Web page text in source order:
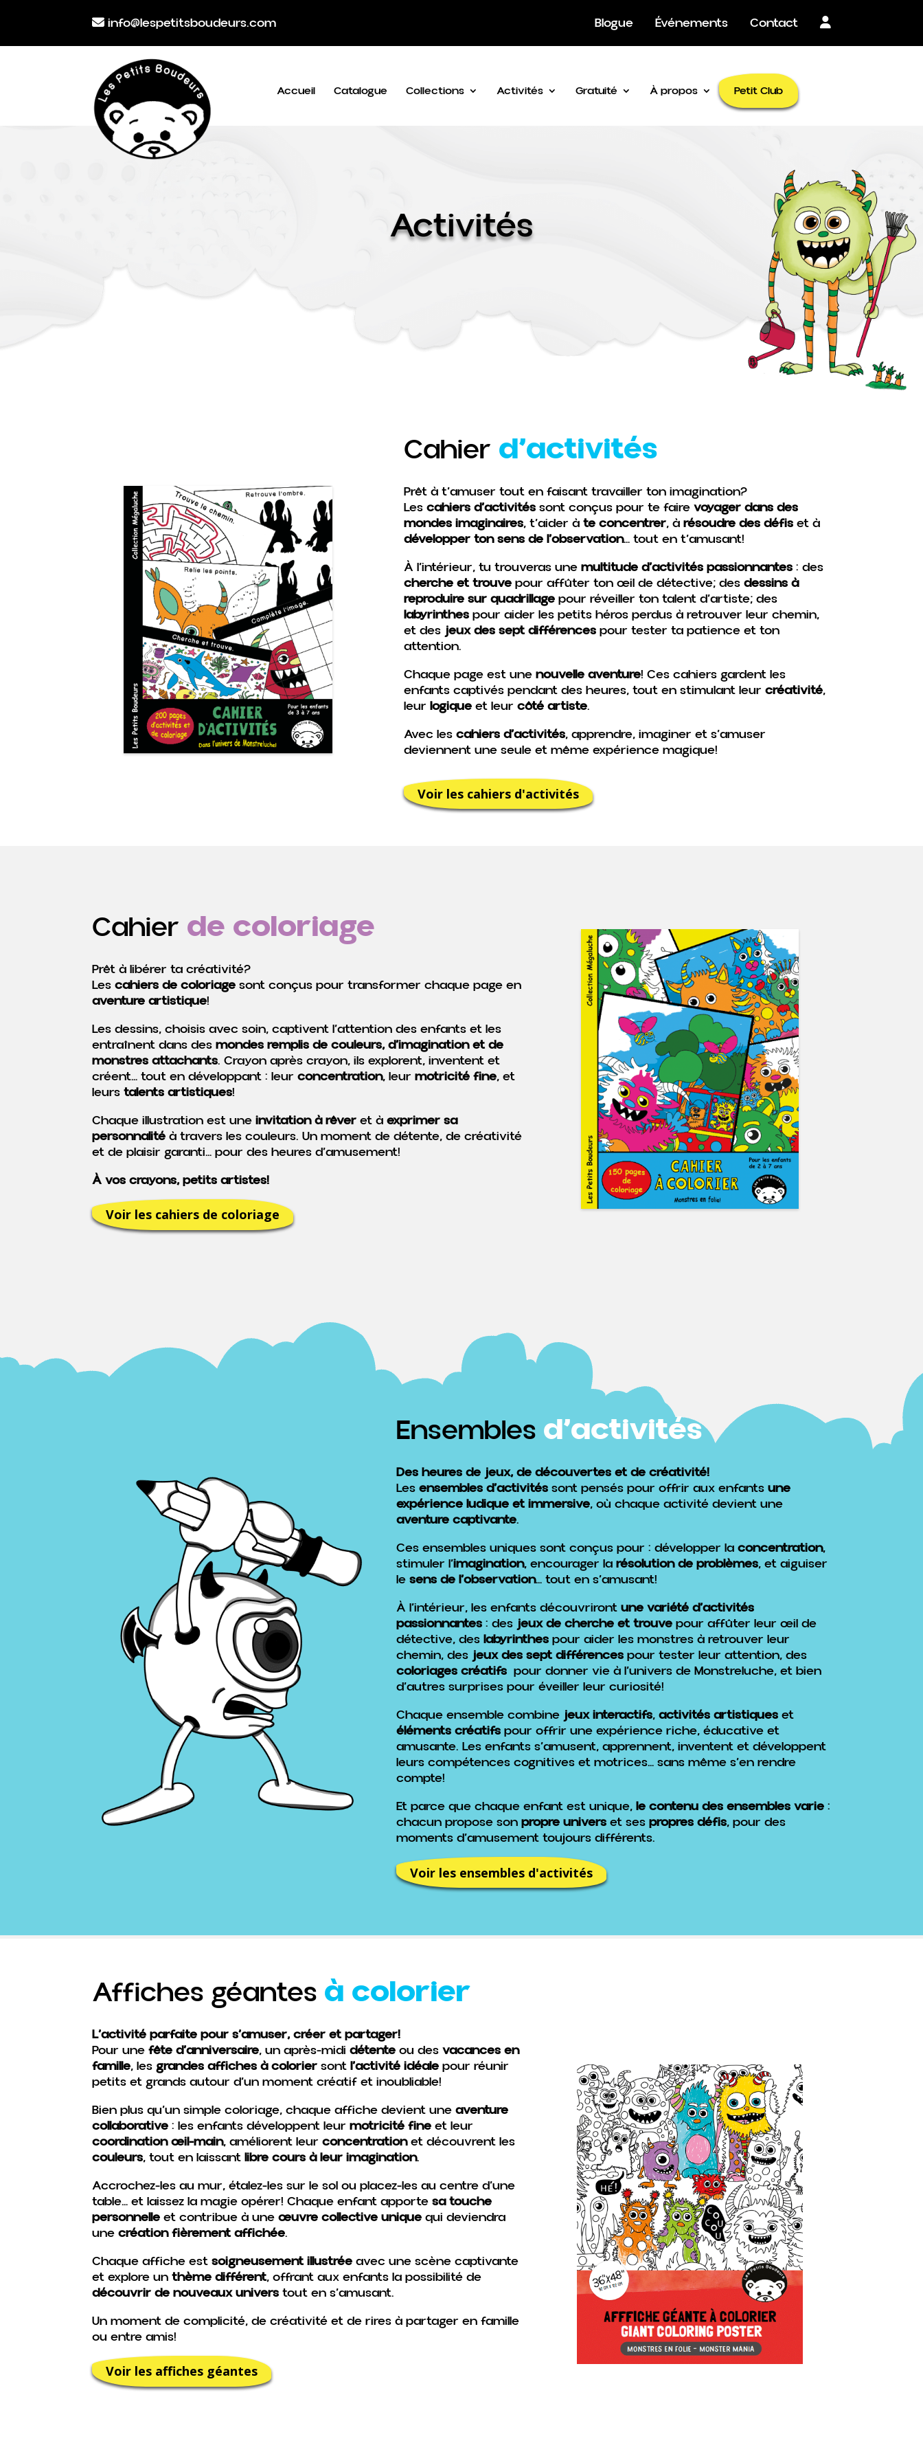
info@lespetitsboudeurs.com Blogue Événements Contact
Accueil Catalogue Collections Activités Gratuité À propos Petit Club
Activités
Cahier d’activités
Prêt à t’amuser tout en faisant travailler ton imagination?
Lescahiers d’activités sont conçus pour te fairevoyager dans des
mondes imaginaires, t’aider àte concentrer, àrésoudre des défis et à
développer ton sens de l’observation… tout en t’amusant!
À l’intérieur, tu trouveras unemultitude d’activités passionnantes : des
cherche et trouve pour affûter ton œil de détective; desdessins à
reproduire sur quadrillage pour réveiller ton talent d’artiste; des
labyrinthes pour aider les petits héros perdus à retrouver leur chemin,
et des jeux des sept différences pour tester ta patience et ton
attention.
Chaque page est unenouvelle aventure! Ces cahiers gardent les
enfants captivés pendant des heures, tout en stimulant leurcréativité,
leurlogique et leurcôté artiste.
Avec lescahiers d’activités, apprendre, imaginer et s’amuser
deviennent une seule et même expérience magique!
Voir les cahiers d'activités
Cahier de coloriage
Prêt à libérer ta créativité?
Lescahiers de coloriagesont conçus pour transformer chaque page en
aventure artistique!
Les dessins, choisis avec soin, captivent l’attention des enfants et les
entraînent dans desmondes remplis de couleurs, d’imagination et de
monstres attachants. Crayon après crayon, ils explorent, inventent et
créent… tout en développant : leurconcentration, leurmotricité fine, et
leurstalents artistiques!
Chaque illustration est uneinvitation à rêver et àexprimer sa
personnalité à travers les couleurs. Un moment de détente, de créativité
et de plaisir garanti… pour des heures d’amusement!
À vos crayons, petits artistes!
Voir les cahiers de coloriage
Ensembles d’activités
Des heures de jeux, de découvertes et de créativité!
Lesensembles d’activitéssont pensés pour offrir aux enfantsune
expérience ludique et immersive, où chaque activité devient une
aventure captivante.
Ces ensembles uniques sont conçus pour : développer laconcentration,
stimuler l’imagination, encourager larésolution de problèmes, et aiguiser
lesens de l’observation… tout en s’amusant!
À l’intérieur, les enfants découvrirontune variété d’activités
passionnantes : des jeux de cherche et trouve pour affûter leur œil de
détective, deslabyrinthes pour aider les monstres à retrouver leur
chemin, des jeux des sept différences pour tester leur attention, des
coloriages créatifs pour donner vie à l’univers de Monstreluche, et bien
d’autres surprises pour éveiller leur curiosité!
Chaque ensemble combine jeux interactifs,activités artistiques et
éléments créatifs pour offrir une expérience riche, éducative et
amusante. Les enfants s’amusent, apprennent, inventent et développent
leurs compétences cognitives et motrices… sans même s’en rendre
compte!
Et parce que chaque enfant est unique,le contenu des ensembles varie :
chacun propose sonpropre univers et sespropres défis, pour des
moments d’amusement toujours différents.
Voir les ensembles d'activités
Affiches géantes à colorier
L’activité parfaite pour s’amuser, créer et partager!
Pour unefête d’anniversaire, un après-mididétente ou desvacances en
famille, lesgrandes affiches à coloriersontl’activité idéale pour réunir
petits et grands autour d’un moment créatif et inoubliable!
Bien plus qu’un simple coloriage, chaque affiche devient uneaventure
collaborative : les enfants développent leurmotricité fine et leur
coordination œil-main, améliorent leurconcentrationet découvrent les
couleurs, tout en laissantlibre cours à leur imagination.
Accrochez-les au mur, étalez-les sur le sol ou placez-les au centre d’une
table… et laissez la magie opérer! Chaque enfant apportesa touche
personnelle et contribue à uneœuvre collective unique qui deviendra
unecréation fièrement affichée.
Chaque affiche estsoigneusement illustrée avec une scène captivante
et explore unthème différent, offrant aux enfants la possibilité de
découvrir de nouveaux univers tout en s’amusant.
Un moment de complicité, de créativité et de rires à partager en famille
ou entre amis!
Voir les affiches géantes
×